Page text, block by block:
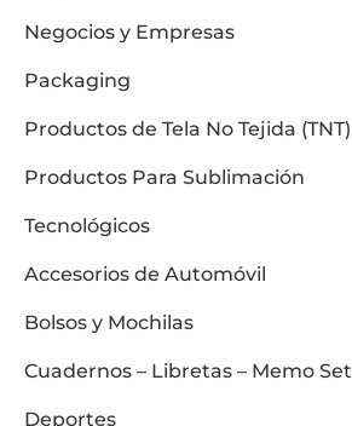
Negocios y Empresas
Packaging
Productos de Tela No Tejida (TNT)
Productos Para Sublimación
Tecnológicos
Accesorios de Automóvil
Bolsos y Mochilas
Cuadernos – Libretas – Memo Set
Deportes